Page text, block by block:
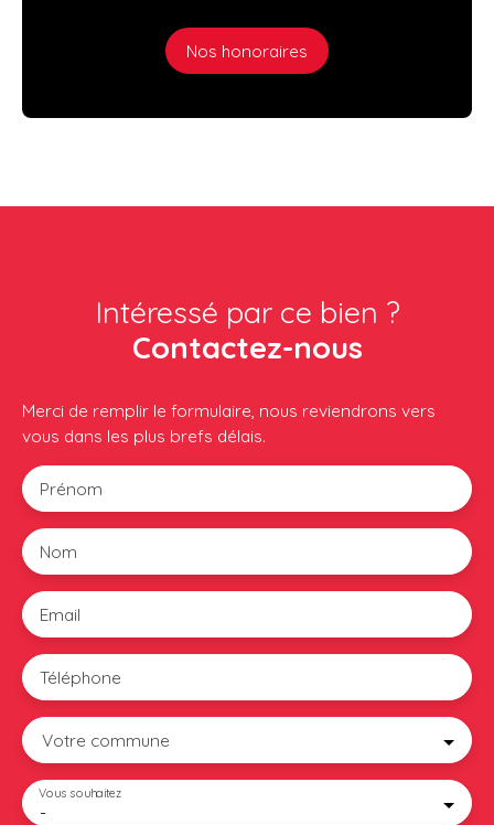
Nos honoraires
Intéressé par ce bien ?
Contactez-nous
Merci de remplir le formulaire, nous reviendrons vers
vous dans les plus brefs délais.
Prénom
Nom
Email
Téléphone
Votre commune
-
Vous souhaitez